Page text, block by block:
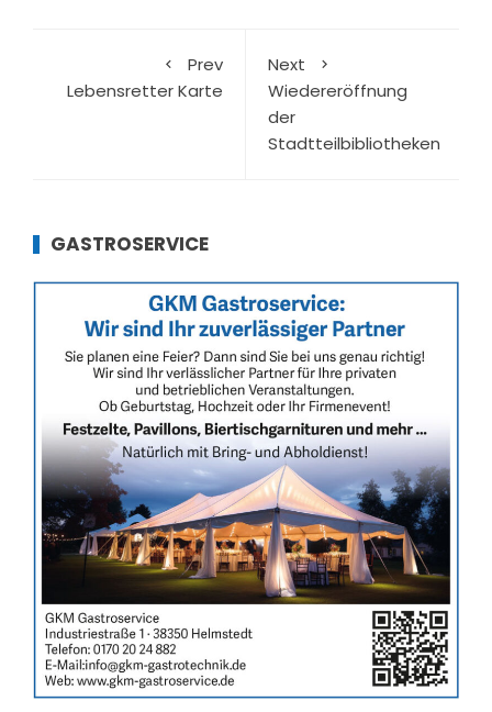
Prev
Lebensretter Karte
Next
Wiedereröffnung
der
Stadtteilbibliotheken
GASTROSERVICE